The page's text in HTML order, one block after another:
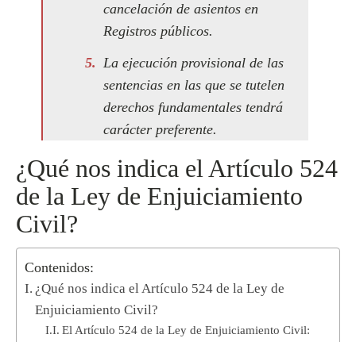
cancelación de asientos en
Registros públicos.
La ejecución provisional de las
sentencias en las que se tutelen
derechos fundamentales tendrá
carácter preferente.
¿Qué nos indica el Artículo 524
de la Ley de Enjuiciamiento
Civil?
Contenidos:
¿Qué nos indica el Artículo 524 de la Ley de
Enjuiciamiento Civil?
El Artículo 524 de la Ley de Enjuiciamiento Civil: